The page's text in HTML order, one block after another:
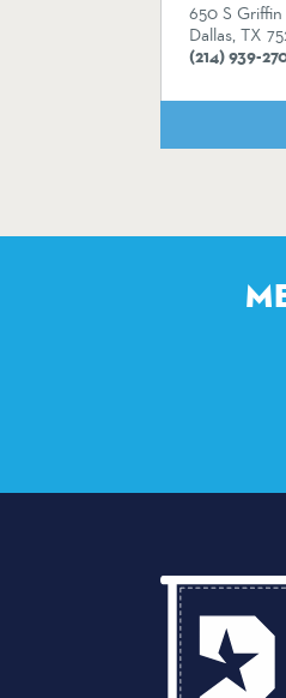
650 S
Dallas, TX
(214) 939-